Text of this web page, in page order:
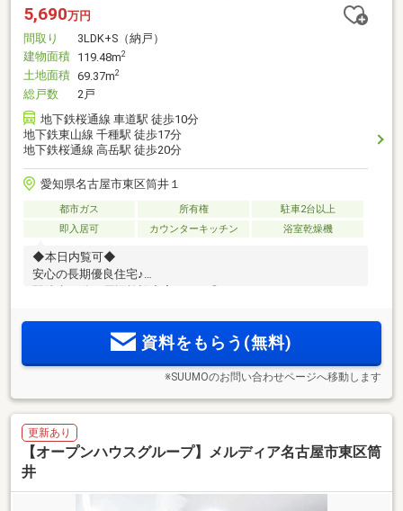
5,690万円
間取り
3LDK+S（納戸）
建物面積 119.48m2
土地面積 69.37m2
総戸数
2戸
地下鉄桜通線 車道駅 徒歩10分
地下鉄東山線 千種駅 徒歩17分
地下鉄桜通線 高岳駅 徒歩20分
愛知県名古屋市東区筒井１
都市ガス 所有権
駐車2台以上
即入居可
カウンターキッチン 浴室乾燥機
◆本日内覧可◆
安心の長期優良住宅♪
駅徒歩10分＆周辺施設充実エリア◎
資料をもらう(無料)
※SUUMOのお問い合わせページへ移動します
更新あり
【オープンハウスグループ】メルディア名古屋市東区筒
井